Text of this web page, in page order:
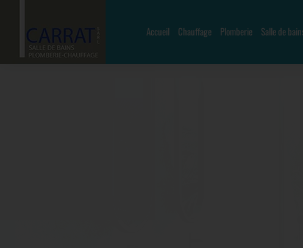
Accueil Chauffage Plomberie Salle de